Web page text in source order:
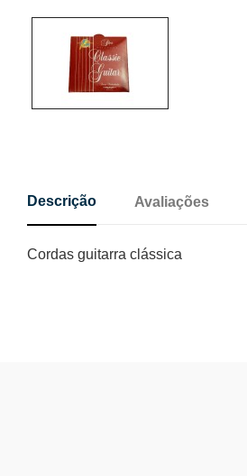
Descrição Avaliações
Cordas guitarra clássica